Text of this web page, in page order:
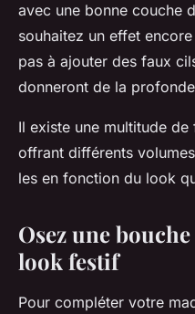
avec une bonne couche
souhaitez un effet
pas à ajouter des faux
donneront de la
Il existe une multitude
offrant différents
les en fonction du look
Osez une
look festif
Pour compléter votre